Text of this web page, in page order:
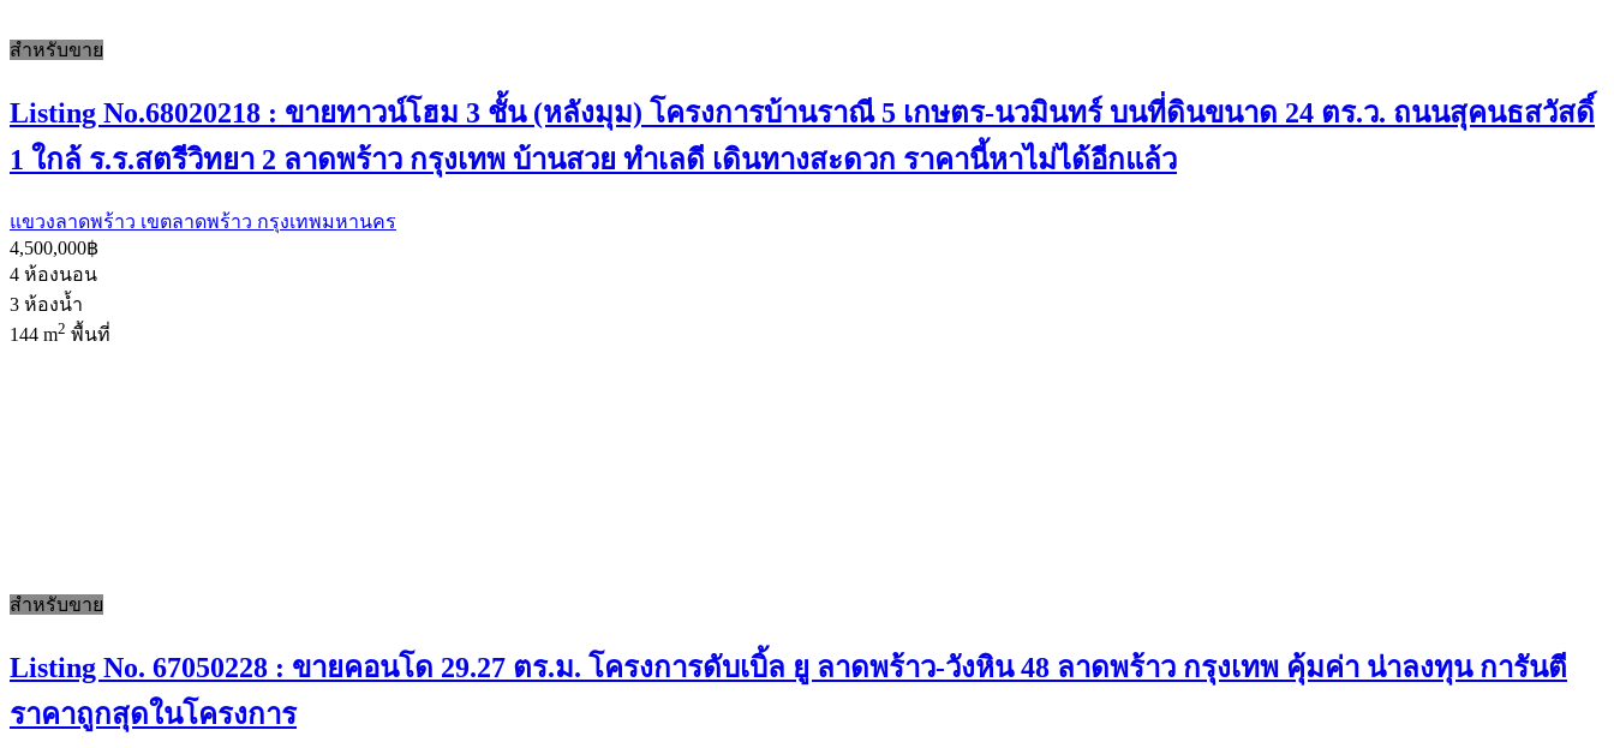
สำหรับขาย
Listing No.68020218 : ขายทาวน์โฮม 3 ชั้น (หลังมุม) โครงการบ้านราณี 5 เกษตร-นวมินทร์ บนที่ดินขนาด 24 ตร.ว. ถนนสุคนธสวัสดิ์
1 ใกล้ ร.ร.สตรีวิทยา 2 ลาดพร้าว กรุงเทพ บ้านสวย ทำเลดี เดินทางสะดวก ราคานี้หาไม่ได้อีกแล้ว
แขวงลาดพร้าว เขตลาดพร้าว กรุงเทพมหานคร
4,500,000฿
4 ห้องนอน
3 ห้องน้ำ
144 m2 พื้นที่
สำหรับขาย
Listing No. 67050228 : ขายคอนโด 29.27 ตร.ม. โครงการดับเบิ้ล ยู ลาดพร้าว-วังหิน 48 ลาดพร้าว กรุงเทพ คุ้มค่า น่าลงทุน การันตี
ราคาถูกสุดในโครงการ